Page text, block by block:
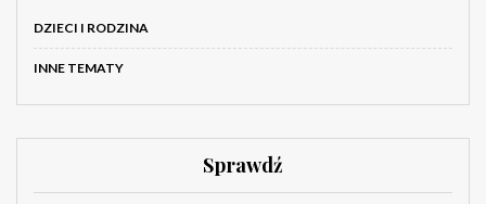
DZIECI I RODZINA
INNE TEMATY
Sprawdź